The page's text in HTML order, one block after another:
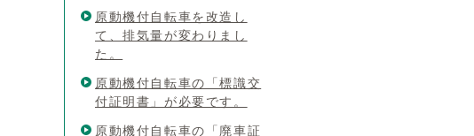
原動機付自転車を改造し
て、排気量が変わりまし
た。
原動機付自転車の「標識交
付証明書」が必要です。
原動機付自転車の「廃車証